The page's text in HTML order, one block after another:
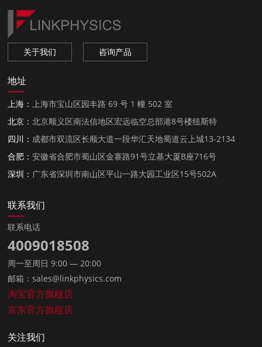
关于我们 咨询产品
地址
上海：
上海市宝山区园丰路 69 号 1 幢 502 室
北京：北京顺义区南法信地区宏远临空总部港8号楼纽斯特
四川： 成都市双流区长顺大道一段华汇天地蜀道云上城13-2134
合肥：安徽省合肥市蜀山区金寨路91号立基大厦B座716号
深圳： 广东省深圳市南山区平山一路大园工业区15号502A
联系我们
联系电话
4009018508
周一至周日 9:00 — 20:00
邮箱：sales@linkphysics.com
淘宝官方旗舰店
京东官方旗舰店
关注我们